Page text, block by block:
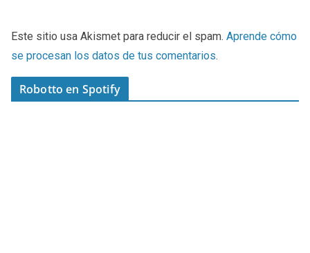
Este sitio usa Akismet para reducir el spam. Aprende cómo
se procesan los datos de tus comentarios.
Robotto en Spotify